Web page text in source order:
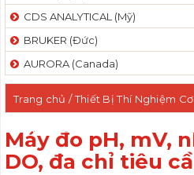
CDS ANALYTICAL (Mỹ)
BRUKER (Đức)
AURORA (Canada)
Trang chủ /Thiết Bị Thí Nghiệm
độ, EC, DO, đa chỉ tiêu cầm tay
Máy đo pH, mV,
DO, đa chỉ tiêu